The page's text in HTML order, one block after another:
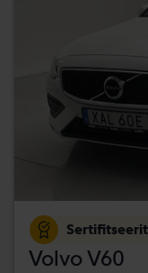
Volvo V60